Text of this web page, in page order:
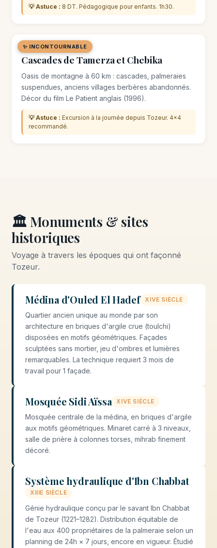
💡 Astuce : 8 DT. Pédagogique pour enfants. 1h30.
✨ INCONTOURNABLE
🌿 SITE NATUREL
Cascades de Tamerza et Chebika
Oasis de montagne à 60 km : cascades, palmeraies
suspendues, anciens villages berbères abandonnés.
Décor du film Le Patient anglais (1996).
💡 Astuce : Excursion à la journée depuis Tozeur. 4×4
recommandé.
🏛️ Monuments & sites
historiques
Voyage à travers les époques qui ont façonné
Tozeur.
Médina d'Ouled El Hadef XIVE SIÈCLE
Quartier ancien unique au monde par son
architecture en briques d'argile crue (toulchi)
disposées en motifs géométriques. Façades
sculptées sans mortier, jeu d'ombres et lumières
remarquables. La technique requiert 3 mois de
travail pour 1 façade.
Mosquée Sidi Aïssa XIVE SIÈCLE
Mosquée centrale de la médina, en briques d'argile
aux motifs géométriques. Minaret carré à 3 niveaux,
salle de prière à colonnes torses, mihrab finement
décoré.
Système hydraulique d'Ibn Chabbat
XIIIE SIÈCLE
Génie hydraulique conçu par le savant Ibn Chabbat
de Tozeur (1221–1282). Distribution équitable de
l'eau aux 400 propriétaires de la palmeraie selon un
planning de 24h × 7 jours, encore en vigueur. Étudié